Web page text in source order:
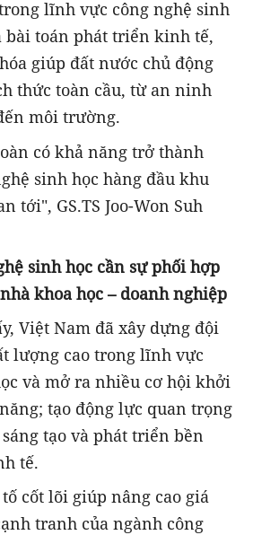
lĩnh vực công nghệ sinh
bài toán phát triển kinh tế,
giúp đất nước chủ động
thức toàn cầu, từ an ninh
môi trường.
có khả năng trở thành
sinh học hàng đầu khu
tới", GS.TS Joo-Won Suh
sinh học cần sự phối hợp
khoa học – doanh nghiệp
Việt Nam đã xây dựng đội
lượng cao trong lĩnh vực
và mở ra nhiều cơ hội khởi
tạo động lực quan trọng
tạo và phát triển bền
tế.
cốt lõi giúp nâng cao giá
tranh của ngành công